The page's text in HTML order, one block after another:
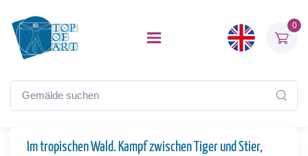
0
Im tropischen Wald. Kampf zwischen Tiger und Stier,